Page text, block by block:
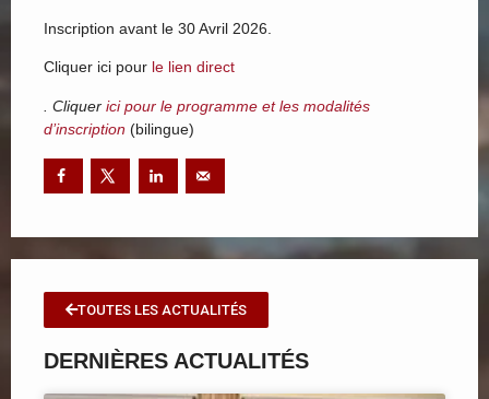
Inscription avant le 30 Avril 2026.
Cliquer ici pour le lien direct
. Cliquer ici pour le programme et les modalités
d’inscription (bilingue)
TOUTES LES ACTUALITÉS
DERNIÈRES ACTUALITÉS